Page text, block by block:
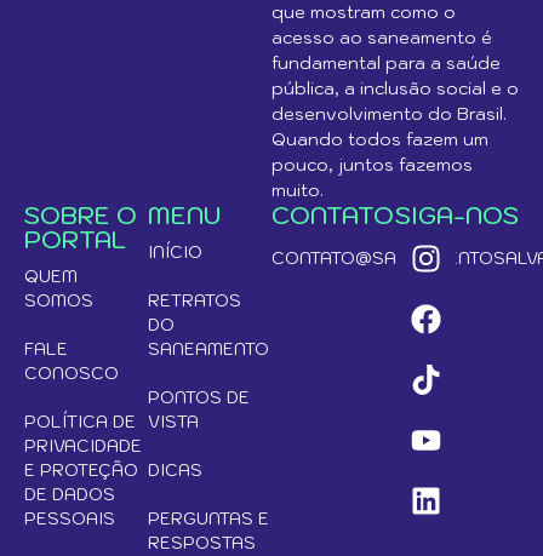
que mostram como o
acesso ao saneamento é
fundamental para a saúde
pública, a inclusão social e o
desenvolvimento do Brasil.
Quando todos fazem um
pouco, juntos fazemos
muito.
SOBRE O
PORTAL
QUEM
SOMOS
FALE
CONOSCO
POLÍTICA DE
PRIVACIDADE
E PROTEÇÃO
DE DADOS
PESSOAIS
MENU
INÍCIO
RETRATOS
DO
SANEAMENTO
PONTOS DE
VISTA
DICAS
PERGUNTAS E
RESPOSTAS
CONTATOSIGA-NOS